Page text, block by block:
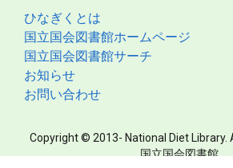
ひなぎくとは
国立国会図書館ホームページ
国立国会図書館サーチ
お知らせ
お問い合わせ
Copyright © 2013- National Diet Library.